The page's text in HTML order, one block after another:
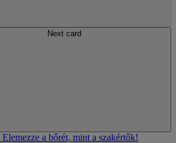
Next card
Elemezze a bőrét, mint a szakértők!